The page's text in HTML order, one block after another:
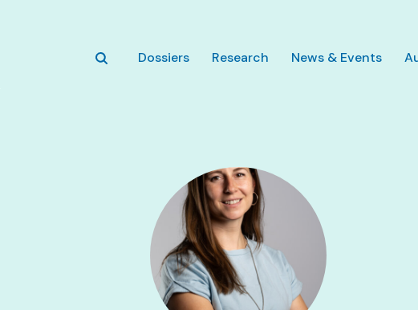
Dossiers Research News & Events